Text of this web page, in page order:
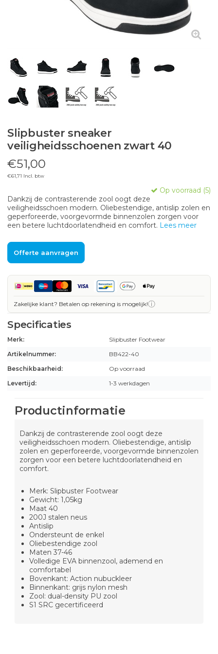
Slipbuster sneaker
veiligheidsschoenen zwart 40
€51,00
€61,71 Incl. btw
Op voorraad (5)
Dankzij de contrasterende zool oogt deze
veiligheidsschoen modern. Oliebestendige, antislip zolen en
geperforeerde, voorgevormde binnenzolen zorgen voor
een betere luchtdoorlatendheid en comfort. Lees meer
Offerte aanvragen
Zakelijke klant? Betalen op rekening is mogelijk!ⓘ
Specificaties
Merk:
Slipbuster Footwear
Artikelnummer:
BB422-40
Beschikbaarheid:
Op voorraad
Levertijd:
1-3 werkdagen
Productinformatie
Dankzij de contrasterende zool oogt deze
veiligheidsschoen modern. Oliebestendige, antislip
zolen en geperforeerde, voorgevormde binnenzolen
zorgen voor een betere luchtdoorlatendheid en
comfort.
Merk: Slipbuster Footwear
Gewicht: 1,05kg
Maat 40
200J stalen neus
Antislip
Ondersteunt de enkel
Oliebestendige zool
Maten 37-46
Volledige EVA binnenzool, ademend en
comfortabel
Bovenkant: Action nubuckleer
Binnenkant: grijs nylon mesh
Zool: dual-density PU zool
S1 SRC gecertificeerd